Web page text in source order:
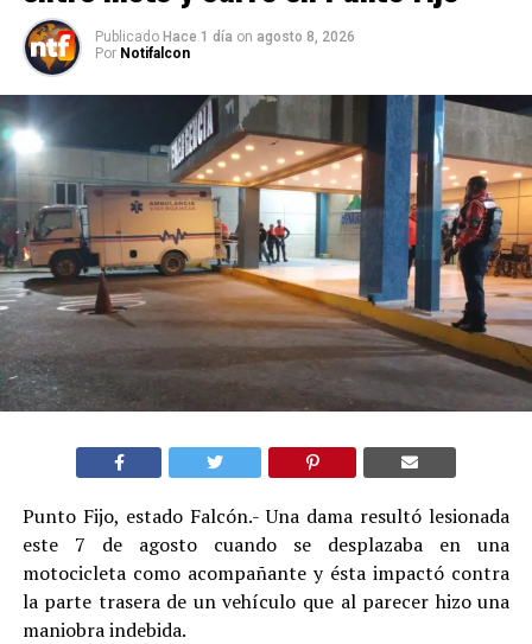
Publicado Hace 1 día on agosto 8, 2026
Por Notifalcon
Punto Fijo, estado Falcón.- Una dama resultó lesionada
este 7 de agosto cuando se desplazaba en una
motocicleta como acompañante y ésta impactó contra
la parte trasera de un vehículo que al parecer hizo una
maniobra indebida.